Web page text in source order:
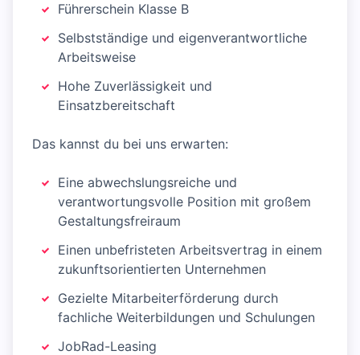
Führerschein Klasse B
Selbstständige und eigenverantwortliche
Arbeitsweise
Hohe Zuverlässigkeit und
Einsatzbereitschaft
Das kannst du bei uns erwarten:
Eine abwechslungsreiche und
verantwortungsvolle Position mit großem
Gestaltungsfreiraum
Einen unbefristeten Arbeitsvertrag in einem
zukunftsorientierten Unternehmen
Gezielte Mitarbeiterförderung durch
fachliche Weiterbildungen und Schulungen
JobRad-Leasing